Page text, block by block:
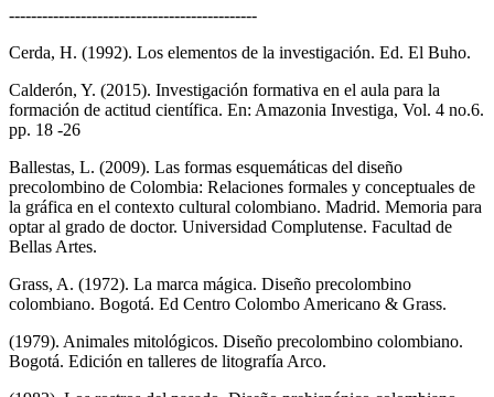
---------------------------------------------
Cerda, H. (1992). Los elementos de la investigación. Ed. El Buho.
Calderón, Y. (2015). Investigación formativa en el aula para la
formación de actitud científica. En: Amazonia Investiga, Vol. 4 no.6.
pp. 18 -26
Ballestas, L. (2009). Las formas esquemáticas del diseño
precolombino de Colombia: Relaciones formales y conceptuales de
la gráfica en el contexto cultural colombiano. Madrid. Memoria para
optar al grado de doctor. Universidad Complutense. Facultad de
Bellas Artes.
Grass, A. (1972). La marca mágica. Diseño precolombino
colombiano. Bogotá. Ed Centro Colombo Americano & Grass.
(1979). Animales mitológicos. Diseño precolombino colombiano.
Bogotá. Edición en talleres de litografía Arco.